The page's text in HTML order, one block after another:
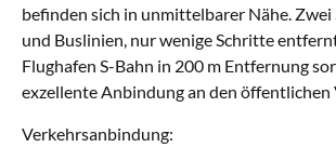
befinden sich in unmittelbarer Nähe.
und Buslinien, nur wenige Schritte
Flughafen S-Bahn in 200 m Entfernung
exzellente Anbindung an den öffentlichen
Verkehrsanbindung: